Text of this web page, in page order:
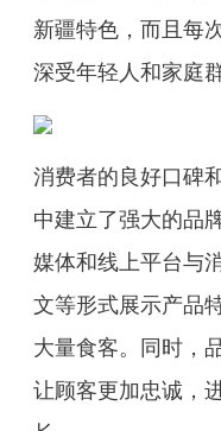
新疆特色，而且每
深受年轻人和家庭
消费者的良好口碑
中建立了强大的品
媒体和线上平台与
文等形式展示产品
大量食客。同时，
让顾客更加忠诚，